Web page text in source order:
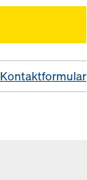
Kontaktformular